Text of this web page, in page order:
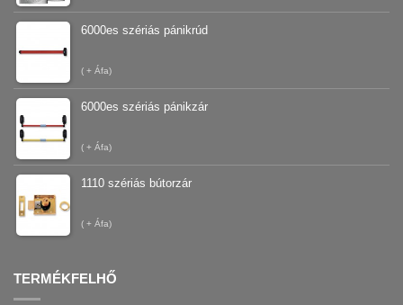
6000es szériás pánikrúd
( + Áfa)
6000es szériás pánikzár
( + Áfa)
1110 szériás bútorzár
( + Áfa)
TERMÉKFELHŐ